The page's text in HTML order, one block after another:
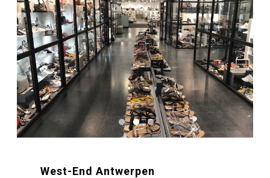
West-End Antwerpen